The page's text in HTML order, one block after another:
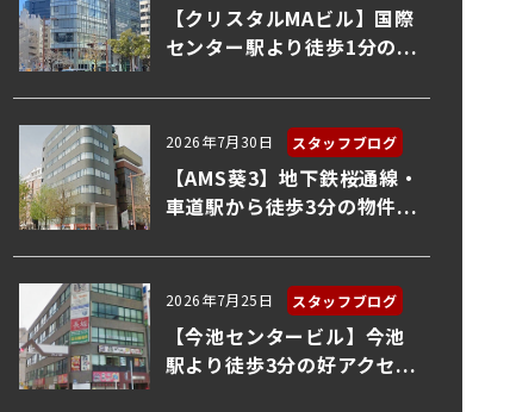
【クリスタルMAビル】国際
センター駅より徒歩1分の...
2026年7月30日 スタッフブログ
【AMS葵3】地下鉄桜通線・
車道駅から徒歩3分の物件...
2026年7月25日 スタッフブログ
【今池センタービル】今池
駅より徒歩3分の好アクセ...